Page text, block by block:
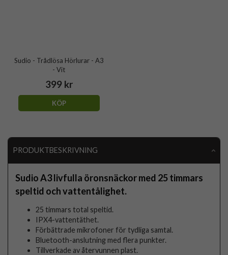
Sudio - Trådlösa Hörlurar - A3
- Vit
399 kr
KÖP
PRODUKTBESKRIVNING
Sudio A3 livfulla öronsnäckor med 25 timmars
speltid och vattentålighet.
25 timmars total speltid.
IPX4-vattentäthet.
Förbättrade mikrofoner för tydliga samtal.
Bluetooth-anslutning med flera punkter.
Tillverkade av återvunnen plast.